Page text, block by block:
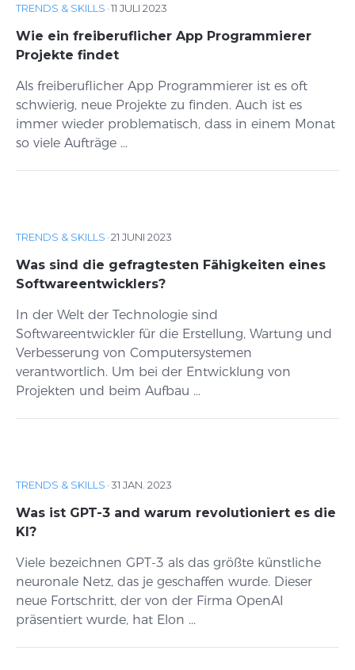
TRENDS & SKILLS ·11 JULI 2023
Wie ein freiberuflicher App Programmierer
Projekte findet
Als freiberuflicher App Programmierer ist es oft
schwierig, neue Projekte zu finden. Auch ist es
immer wieder problematisch, dass in einem Monat
so viele Aufträge ...
TRENDS & SKILLS ·21 JUNI 2023
Was sind die gefragtesten Fähigkeiten eines
Softwareentwicklers?
In der Welt der Technologie sind
Softwareentwickler für die Erstellung, Wartung und
Verbesserung von Computersystemen
verantwortlich. Um bei der Entwicklung von
Projekten und beim Aufbau ...
TRENDS & SKILLS ·31 JAN. 2023
Was ist GPT-3 and warum revolutioniert es die
KI?
Viele bezeichnen GPT-3 als das größte künstliche
neuronale Netz, das je geschaffen wurde. Dieser
neue Fortschritt, der von der Firma OpenAI
präsentiert wurde, hat Elon ...